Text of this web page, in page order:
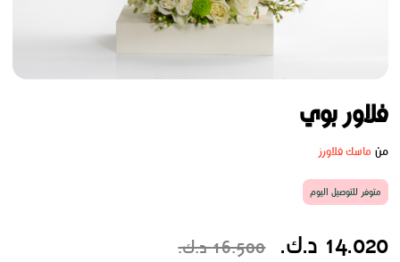
فلاور بوي
من ماسك فلاورز
متوفر للتوصيل اليوم
14.020 د.ك. 16.500 د.ك.